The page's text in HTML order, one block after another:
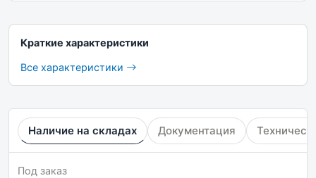
Краткие характеристики
Все характеристики
Наличие на складах Документация
Под заказ